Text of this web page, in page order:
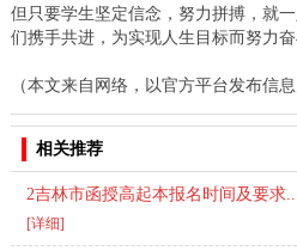
但只要学生坚定信念，努力拼搏，就
们携手共进，为实现人生目标而努力奋
（本文来自网络，以官方平台发布信
相关推荐
2吉林市函授高起本报名时间及要求...
[详细]